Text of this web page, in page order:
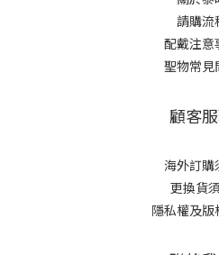
請購流
配戴注意
聖物常見
顧客
海外訂購
更換貨
隱私權及版